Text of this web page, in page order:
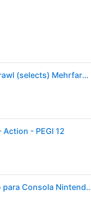
Nintendo Games Wii Super Smash Brosbrawl (selects) Mehrfarbig
- PEGI 12
Super Smash Bros. Brawl (Selects)